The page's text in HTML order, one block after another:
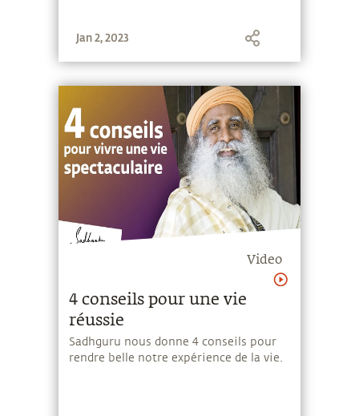
Jan 2, 2023
Video
4 conseils pour une vie
réussie
Sadhguru nous donne 4 conseils pour
rendre belle notre expérience de la vie.